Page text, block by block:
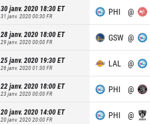
30 janv. 2020 18:30ET
31 janv. 2020 00:30FR PHI @
28 janv. 2020 18:00ET
29 janv. 2020 00:00FR GSW @
25 janv. 2020 19:30ET
26 janv. 2020 01:30FR LAL @
22 janv. 2020 18:00ET
23 janv. 2020 00:00FR PHI @
20 janv. 2020 14:00ET
20 janv. 2020 20:00FR PHI @